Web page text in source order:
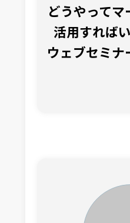
どうやって
活用すれば
ウェブセミナ